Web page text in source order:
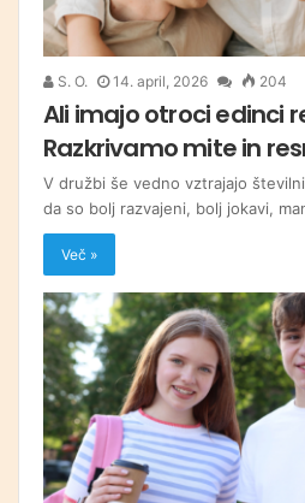
S. O. 14. april, 2026 204
Ali imajo otroci edinci
Razkrivamo mite in
V družbi še vedno vztrajajo
da so bolj razvajeni, bolj jokavi,
Več »